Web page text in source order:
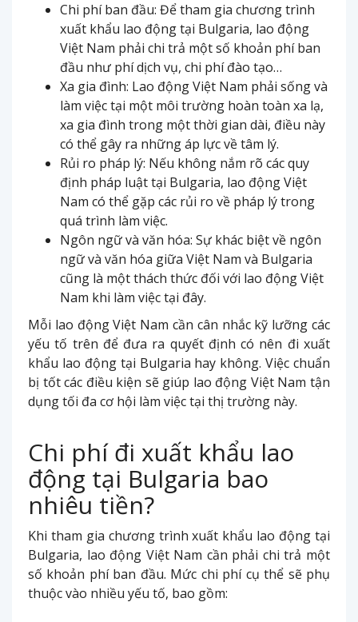
Chi phí ban đầu: Để tham gia chương trình
xuất khẩu lao động tại Bulgaria, lao động
Việt Nam phải chi trả một số khoản phí ban
đầu như phí dịch vụ, chi phí đào tạo…
Xa gia đình: Lao động Việt Nam phải sống và
làm việc tại một môi trường hoàn toàn xa lạ,
xa gia đình trong một thời gian dài, điều này
có thể gây ra những áp lực về tâm lý.
Rủi ro pháp lý: Nếu không nắm rõ các quy
định pháp luật tại Bulgaria, lao động Việt
Nam có thể gặp các rủi ro về pháp lý trong
quá trình làm việc.
Ngôn ngữ và văn hóa: Sự khác biệt về ngôn
ngữ và văn hóa giữa Việt Nam và Bulgaria
cũng là một thách thức đối với lao động Việt
Nam khi làm việc tại đây.
Mỗi lao động Việt Nam cần cân nhắc kỹ lưỡng các
yếu tố trên để đưa ra quyết định có nên đi xuất
khẩu lao động tại Bulgaria hay không. Việc chuẩn
bị tốt các điều kiện sẽ giúp lao động Việt Nam tận
dụng tối đa cơ hội làm việc tại thị trường này.
Chi phí đi xuất khẩu lao
động tại Bulgaria bao
nhiêu tiền?
Khi tham gia chương trình xuất khẩu lao động tại
Bulgaria, lao động Việt Nam cần phải chi trả một
số khoản phí ban đầu. Mức chi phí cụ thể sẽ phụ
thuộc vào nhiều yếu tố, bao gồm: